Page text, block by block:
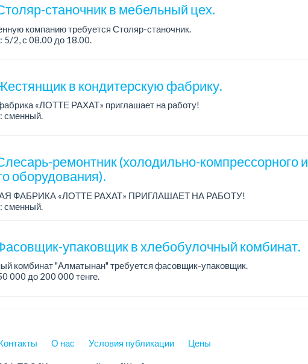
станочник в мебельный цех.
компанию требуется Столяр-станочник.
5/2, с 08.00 до 18.00.
в кондитерскую фабрику.
«ЛОТТЕ РАХАТ» приглашает на работу!
сменный.
ремонтник (холодильно-компрессорного и
оборудования).
ФАБРИКА «ЛОТТЕ РАХАТ» ПРИГЛАШАЕТ НА РАБОТУ!
сменный.
упаковщик в хлебобулочный комбинат.
комбинат "Алматынан" требуется фасовщик-упаковщик.
000 до 200 000 тенге.
О нас Условия публикации Цены